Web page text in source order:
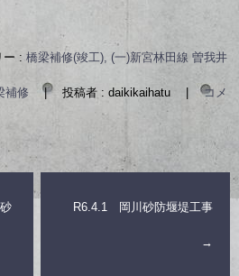
ー : 橋梁補修(竣工), (一)新宮林田線 曽我井
補修 | 投稿者 : daikikaihatu | コメ
R6.4.1 岡川砂防堰堤工事
→